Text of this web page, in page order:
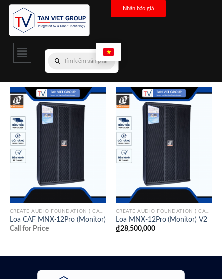
Nhận báo giá
Loa CAF MNX-12Pro (Monitor)
Call for Price
Loa MNX-12Pro (Monitor) V2
₫28,500,000